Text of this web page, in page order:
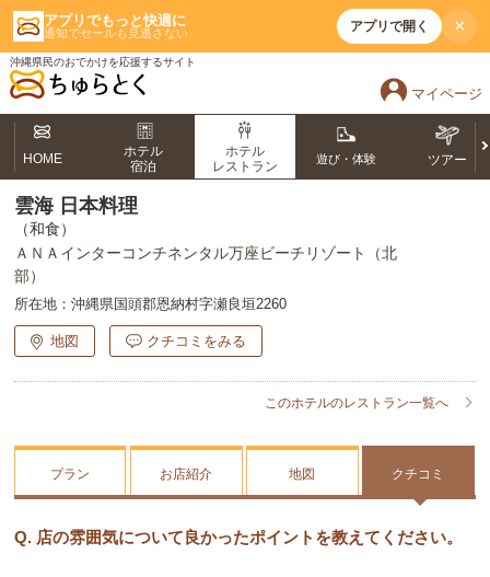
アプリでもっと快適に
通知でセールも見逃さない アプリで開く ×
沖縄県民のおでかけを応援するサイト
マイページ
HOME
ホテル
宿泊
ホテル
レストラン
遊び・体験 ツアー
雲海 日本料理
（和食）
ＡＮＡインターコンチネンタル万座ビーチリゾート（北
部）
所在地： 沖縄県国頭郡恩納村字瀬良垣2260
地図 クチコミをみる
このホテルのレストラン一覧へ
プラン お店紹介 地図 クチコミ
Q. 店の雰囲気について良かったポイントを教えてください。